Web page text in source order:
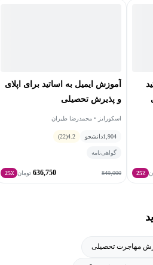
25٪
آموزش ایمیل به اساتید برای اپلای
و پذیرش تحصیلی
اسکورایز • محمدرضا طیران
1,904دانشجو 4.2
(22)
گواهی‌نامه
849,000
636,750 تومان 25٪
مهاجرت تحصیلی